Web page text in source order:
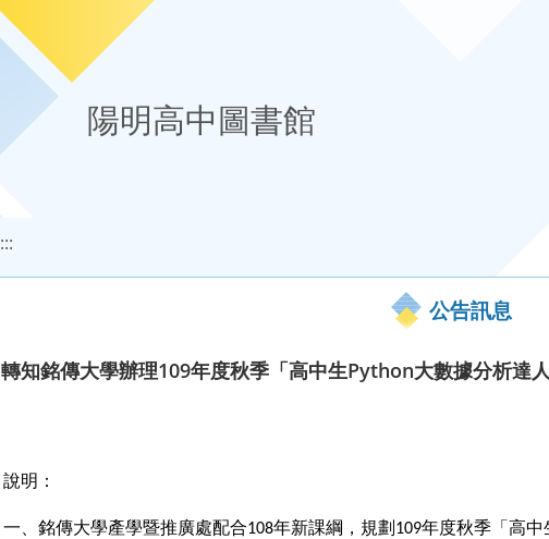
陽明高中圖書館
:::
公告訊息
轉知銘傳大學辦理109年度秋季「高中生Python大數據分析達
說明：
一、銘傳大學產學暨推廣處配合108年新課綱，規劃 109年度秋季「高中